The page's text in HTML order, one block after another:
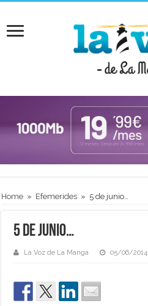
Home » Efemerides » 5 de junio…
5 de junio…
La Voz de La Manga 05/06/2014